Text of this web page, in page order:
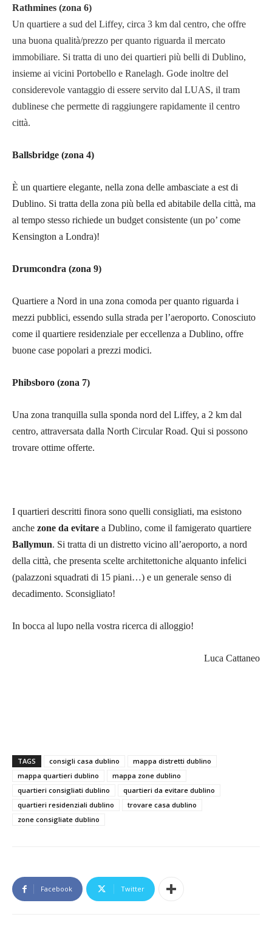
Rathmines (zona 6)
Un quartiere a sud del Liffey, circa 3 km dal centro, che offre
una buona qualità/prezzo per quanto riguarda il mercato
immobiliare. Si tratta di uno dei quartieri più belli di Dublino,
insieme ai vicini Portobello e Ranelagh. Gode inoltre del
considerevole vantaggio di essere servito dal LUAS, il tram
dublinese che permette di raggiungere rapidamente il centro
città.
Ballsbridge (zona 4)
È un quartiere elegante, nella zona delle ambasciate a est di
Dublino. Si tratta della zona più bella ed abitabile della città, ma
al tempo stesso richiede un budget consistente (un po’ come
Kensington a Londra)!
Drumcondra (zona 9)
Quartiere a Nord in una zona comoda per quanto riguarda i
mezzi pubblici, essendo sulla strada per l’aeroporto. Conosciuto
come il quartiere residenziale per eccellenza a Dublino, offre
buone case popolari a prezzi modici.
Phibsboro (zona 7)
Una zona tranquilla sulla sponda nord del Liffey, a 2 km dal
centro, attraversata dalla North Circular Road. Qui si possono
trovare ottime offerte.
I quartieri descritti finora sono quelli consigliati, ma esistono
anche zone da evitare a Dublino, come il famigerato quartiere
Ballymun. Si tratta di un distretto vicino all’aeroporto, a nord
della città, che presenta scelte architettoniche alquanto infelici
(palazzoni squadrati di 15 piani…) e un generale senso di
decadimento. Sconsigliato!
In bocca al lupo nella vostra ricerca di alloggio!
Luca Cattaneo
TAGS consigli casa dublino
mappa distretti dublino
mappa quartieri dublino
mappa zone dublino
quartieri consigliati dublino
quartieri da evitare dublino
quartieri residenziali dublino
trovare casa dublino
zone consigliate dublino
Facebook Twitter